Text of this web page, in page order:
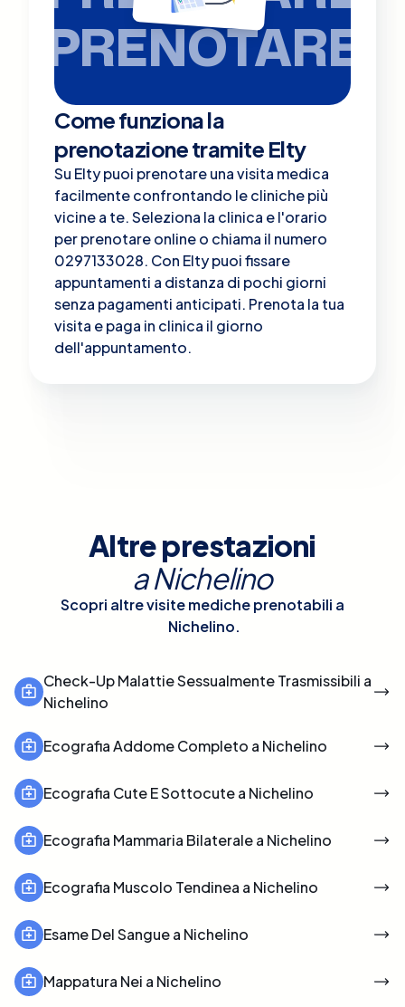
PRENOTARE
Come funziona la
prenotazione tramite Elty
Su Elty puoi prenotare una visita medica
facilmente confrontando le cliniche più
vicine a te. Seleziona la clinica e l'orario
per prenotare online o chiama il numero
0297133028. Con Elty puoi fissare
appuntamenti a distanza di pochi giorni
senza pagamenti anticipati. Prenota la tua
visita e paga in clinica il giorno
dell'appuntamento.
Altre prestazioni
aNichelino
Scopri altre visite mediche prenotabili a
Nichelino.
Check-Up Malattie Sessualmente Trasmissibili a
Nichelino
Ecografia Addome Completo a Nichelino
Ecografia Cute E Sottocute a Nichelino
Ecografia Mammaria Bilaterale a Nichelino
Ecografia Muscolo Tendinea a Nichelino
Esame Del Sangue a Nichelino
Mappatura Nei a Nichelino